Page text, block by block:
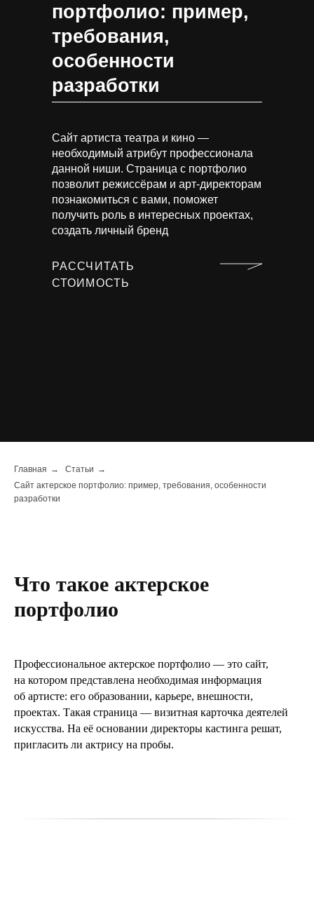
портфолио: пример,
требования,
особенности
разработки
Сайт артиста театра и кино —
необходимый атрибут профессионала
данной ниши. Страница с портфолио
позволит режиссёрам и арт-директорам
познакомиться с вами, поможет
получить роль в интересных проектах,
создать личный бренд
РАССЧИТАТЬ
СТОИМОСТЬ
Главная → Статьи →
Сайт актерское портфолио: пример, требования, особенности
разработки
Что такое актерское
портфолио
Профессиональное актерское портфолио — это сайт,
на котором представлена необходимая информация
об артисте: его образовании, карьере, внешности,
проектах. Такая страница — визитная карточка деятелей
искусства. На её основании директоры кастинга решат,
пригласить ли актрису на пробы.